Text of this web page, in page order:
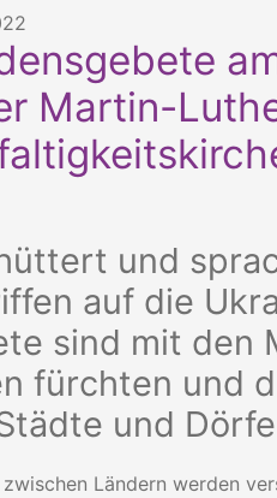
Martin-
und
auf die
sind mit den
fürchten und
und
zwischen Ländern werden